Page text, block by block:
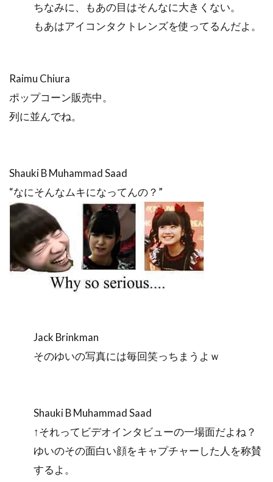
ちなみに、もあの目はそんなに大きくない。
もあはアイコンタクトレンズを使ってるんだよ。
Raimu Chiura
ポップコーン販売中。
列に並んでね。
Shauki B Muhammad Saad
“なにそんなムキになってんの？”
Jack Brinkman
そのゆいの写真には毎回笑っちまうよｗ
Shauki B Muhammad Saad
↑それってビデオインタビューの一場面だよね？
ゆいのその面白い顔をキャプチャーした人を称賛
するよ。